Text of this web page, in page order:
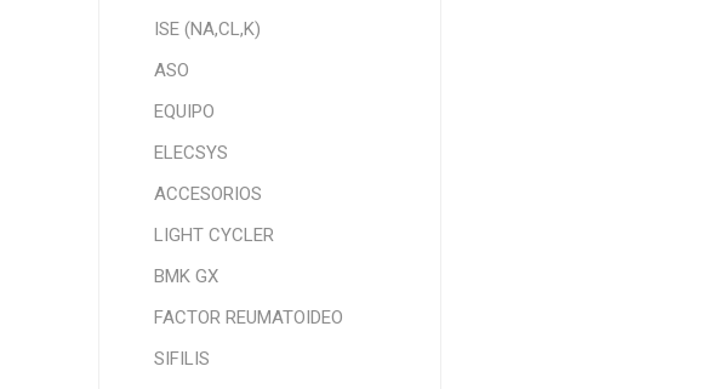
ISE (NA,CL,K)
ASO
EQUIPO
ELECSYS
ACCESORIOS
LIGHT CYCLER
BMK GX
FACTOR REUMATOIDEO
SIFILIS